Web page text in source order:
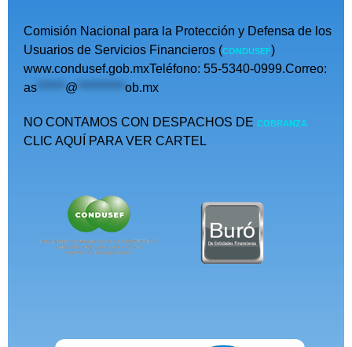
Comisión Nacional para la Protección y Defensa de los
Usuarios de Servicios Financieros (CONDUSEF)
www.condusef.gob.mxTeléfono: 55-5340-0999.Correo:
as ****** @ ********** ob.mx
NO CONTAMOS CON DESPACHOS DE COBRANZA
CLIC AQUÍ PARA VER CARTEL